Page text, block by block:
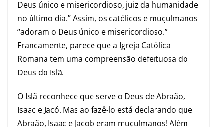
Deus único e misericordioso, juiz da humanidade
no último dia.” Assim, os católicos e muçulmanos
“adoram o Deus único e misericordioso.”
Francamente, parece que a Igreja Católica
Romana tem uma compreensão defeituosa do
Deus do Islã.
O Islã reconhece que serve o Deus de Abraão,
Isaac e Jacó. Mas ao fazê-lo está declarando que
Abraão, Isaac e Jacob eram muçulmanos! Além